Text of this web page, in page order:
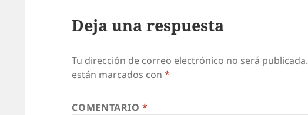
Deja una respuesta
Tu dirección de correo electrónico no será publicada.
están marcados con*
COMENTARIO*